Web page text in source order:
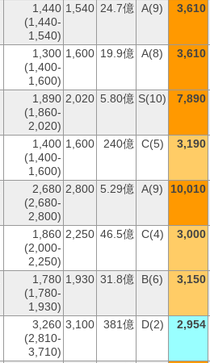
1,440
(1,440-
1,540)
1,540 24.7億 A(9) 3,610
1,300
(1,400-
1,600)
1,600 19.9億 A(8) 3,610
1,890
(1,860-
2,020)
2,020 5.80億 S(10) 7,890
1,400
(1,400-
1,600)
1,600 240億 C(5) 3,190
2,680
(2,680-
2,800)
2,800 5.29億 A(9) 10,010
1,860
(2,000-
2,250)
2,250 46.5億 C(4) 3,000
1,780
(1,780-
1,930)
1,930 31.8億 B(6) 3,150
3,260
(2,810-
3,710)
3,100 381億 D(2) 2,954